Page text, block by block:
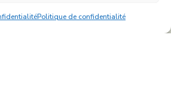
Politique de confidentialité